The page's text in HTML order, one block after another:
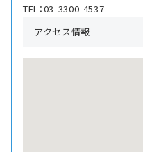
TEL：03-3300-4537
アクセス情報